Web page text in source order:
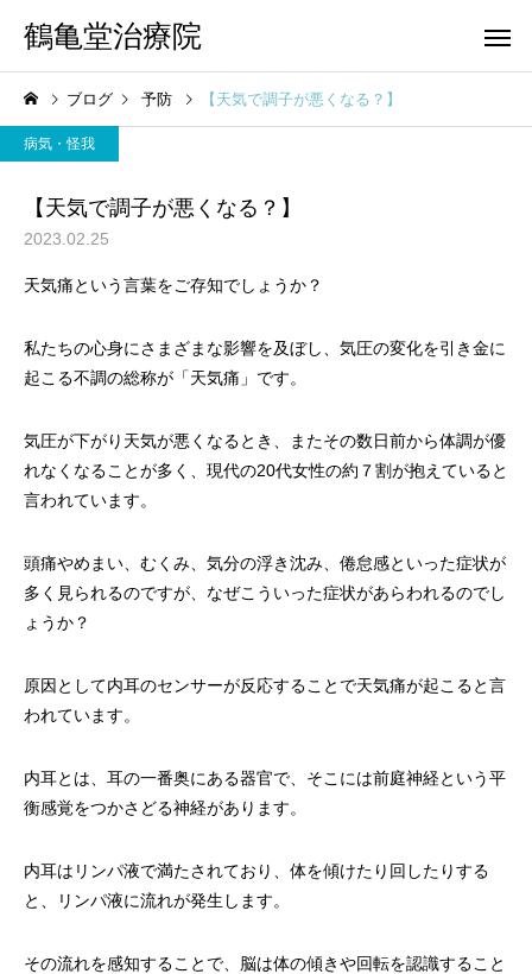
鶴亀堂治療院
ブログ 予防 【天気で調子が悪くなる？】
病気・怪我
【天気で調子が悪くなる？】
2023.02.25
天気痛という言葉をご存知でしょうか？
私たちの心身にさまざまな影響を及ぼし、気圧の変化を引き金に
起こる不調の総称が「天気痛」です。
気圧が下がり天気が悪くなるとき、またその数日前から体調が優
れなくなることが多く、現代の20代女性の約７割が抱えていると
言われています。
頭痛やめまい、むくみ、気分の浮き沈み、倦怠感といった症状が
多く見られるのですが、なぜこういった症状があらわれるのでし
ょうか？
原因として内耳のセンサーが反応することで天気痛が起こると言
われています。
内耳とは、耳の一番奥にある器官で、そこには前庭神経という平
衡感覚をつかさどる神経があります。
内耳はリンパ液で満たされており、体を傾けたり回したりする
と、リンパ液に流れが発生します。
その流れを感知することで、脳は体の傾きや回転を認識すること